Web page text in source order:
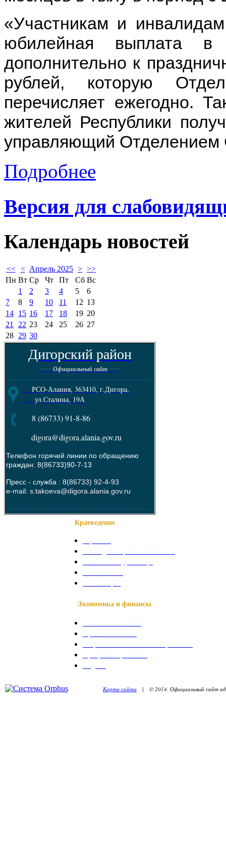
«Участникам и
юбилейная выплата
дополнительно к
рублей, которую
перечисляет ежегодно.
жителей Республики
управляющий
Подробнее
Версия для
Календарь новостей
<< < Апрель 2025 > >>
Пн Вт Ср Чт Пт Сб Вс
1
2 3 4 5
6
7
8 9 10 11 12 13
14 15 16 17 18 19 20
21
22 23 24 25 26 27
28 29 30
Дигорский район
---- Официальный сайт----
--------------------------------------------------------
РСО-Алания, 363410, г.Дигора,
ул.Сталина, 19А
8 (86733) 91-8-86
digora@digora.alania.gov.ru
Телефон горячей линии по обращению
граждан: 8(86733)90-7-13
Пресс - служба : 8(86733) 92-4-93
e-mail: s.takoeva@digora.alania.gov.ru
--------------------------------------------------------
Краеведение
Экономика и финансы
Карта сайта | © 2014. Официальный сайт